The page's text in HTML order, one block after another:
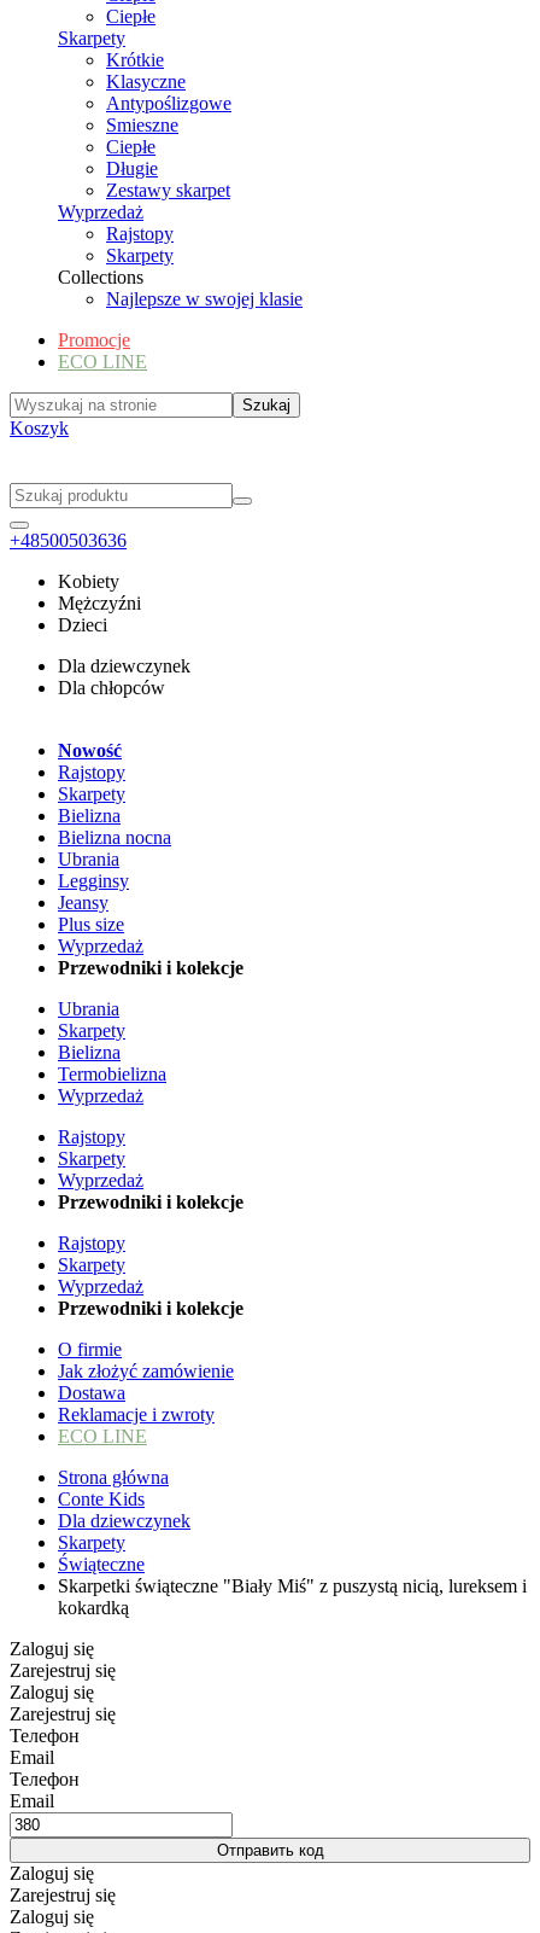
Ciepłe
Skarpety
Krótkie
Klasyczne
Antypoślizgowe
Smieszne
Ciepłe
Długie
Zestawy skarpet
Wyprzedaż
Rajstopy
Skarpety
Collections
Najlepsze w swojej klasie
Promocje
ECO LINE
Koszyk
+48500503636
Kobiety
Mężczyźni
Dzieci
Dla dziewczynek
Dla chłopców
Nowość
Rajstopy
Skarpety
Bielizna
Bielizna nocna
Ubrania
Legginsy
Jeansy
Plus size
Wyprzedaż
Przewodniki i kolekcje
Ubrania
Skarpety
Bielizna
Termobielizna
Wyprzedaż
Rajstopy
Skarpety
Wyprzedaż
Przewodniki i kolekcje
Rajstopy
Skarpety
Wyprzedaż
Przewodniki i kolekcje
O firmie
Jak złożyć zamówienie
Dostawa
Reklamacje i zwroty
ECO LINE
Strona główna
Conte Kids
Dla dziewczynek
Skarpety
Świąteczne
Skarpetki świąteczne "Biały Miś" z puszystą nicią, lureksem i
kokardką
Zaloguj się
Zarejestruj się
Zaloguj się
Zarejestruj się
Телефон
Email
Телефон
Email
Отправить код
Zaloguj się
Zarejestruj się
Zaloguj się